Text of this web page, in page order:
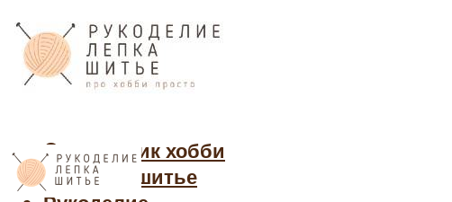
Cправочник хобби
Кройка и шитье